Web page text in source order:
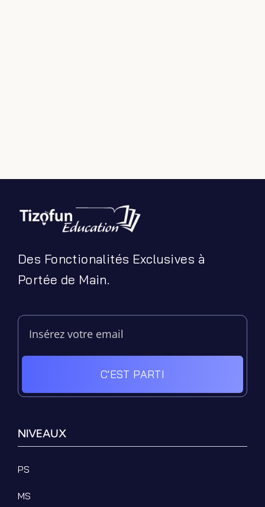
Des Fonctionalités Exclusives à
Portée de Main.
C'EST PARTI
NIVEAUX
PS
MS
Filter by Custom Post Type
Leçons
Podcasts